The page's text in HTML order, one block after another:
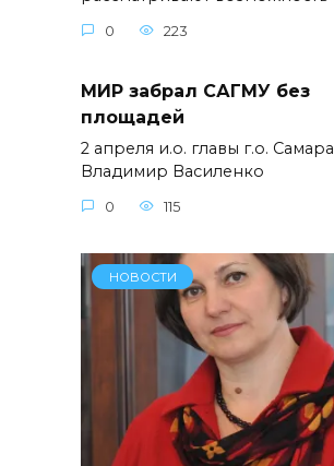
0 223
МИР забрал САГМУ без
площадей
2 апреля и.о. главы г.о. Самара
Владимир Василенко
0 115
НОВОСТИ